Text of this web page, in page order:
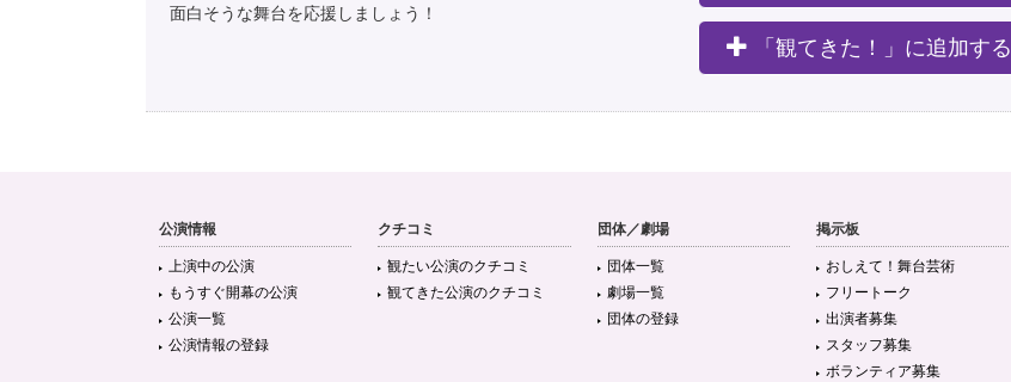
面白そうな舞台を応援しましょう！
「観てきた！」に追加する
公演情報
上演中の公演
もうすぐ開幕の公演
公演一覧
公演情報の登録
クチコミ
観たい公演のクチコミ
観てきた公演のクチコミ
団体／劇場
団体一覧
劇場一覧
団体の登録
掲示板
おしえて！舞台芸術
フリートーク
出演者募集
スタッフ募集
ボランティア募集